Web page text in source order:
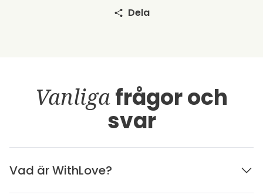
Dela
Vanligafrågor och
svar
Vad är WithLove?